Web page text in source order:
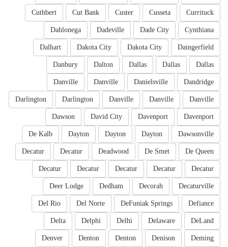
Currituck
Cusseta
Custer
Cut Bank
Cuthbert
Cynthiana
Dade City
Dadeville
Dahlonega
Daingerfield
Dakota City
Dakota City
Dalhart
Dallas
Dallas
Dallas
Dalton
Danbury
Dandridge
Danielsville
Danville
Danville
Danville
Danville
Danville
Darlington
Darlington
Davenport
Davenport
David City
Dawson
Dawsonville
Dayton
Dayton
Dayton
De Kalb
De Queen
De Smet
Deadwood
Decatur
Decatur
Decatur
Decatur
Decatur
Decatur
Decatur
Decaturville
Decorah
Dedham
Deer Lodge
Defiance
DeFuniak Springs
Del Norte
Del Rio
DeLand
Delaware
Delhi
Delphi
Delta
Deming
Denison
Denton
Denton
Denver